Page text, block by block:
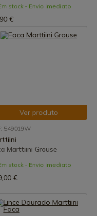
stock - Envio imediato
€
Ver produto
549019W
Marttiini Grouse
stock - Envio imediato
€